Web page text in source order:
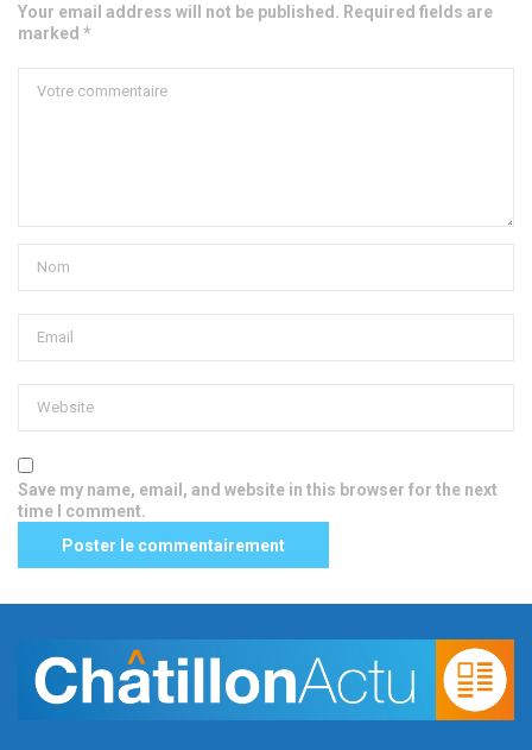
Your email address will not be published. Required fields are
marked *
Save my name, email, and website in this browser for the next
time I comment.